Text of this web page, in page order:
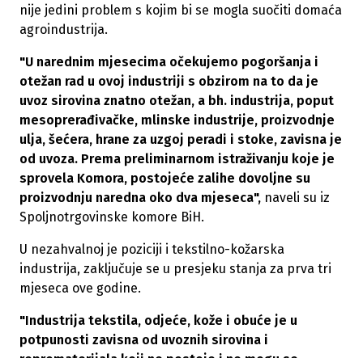
nije jedini problem s kojim bi se mogla suočiti domaća
agroindustrija.
"U narednim mjesecima očekujemo pogoršanja i
otežan rad u ovoj industriji s obzirom na to da je
uvoz sirovina znatno otežan, a bh. industrija, poput
mesoprerađivačke, mlinske industrije, proizvodnje
ulja, šećera, hrane za uzgoj peradi i stoke, zavisna je
od uvoza. Prema preliminarnom istraživanju koje je
sprovela Komora, postojeće zalihe dovoljne su
proizvodnju naredna oko dva mjeseca", naveli su iz
Spoljnotrgovinske komore BiH.
U nezahvalnoj je poziciji i tekstilno-kožarska
industrija, zaključuje se u presjeku stanja za prva tri
mjeseca ove godine.
"Industrija tekstila, odjeće, kože i obuće je u
potpunosti zavisna od uvoznih sirovina i